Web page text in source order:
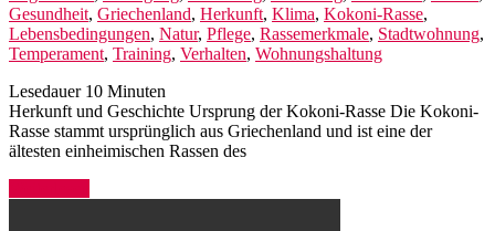
Gesundheit, Griechenland, Herkunft, Klima, Kokoni-Rasse,
Lebensbedingungen, Natur, Pflege, Rassemerkmale, Stadtwohnung,
Temperament, Training, Verhalten, Wohnungshaltung
Lesedauer 10 Minuten
Herkunft und Geschichte Ursprung der Kokoni-Rasse Die Kokoni-
Rasse stammt ursprünglich aus Griechenland und ist eine der
ältesten einheimischen Rassen des